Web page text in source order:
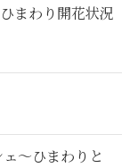
まわり開花状況
～ひまわりと